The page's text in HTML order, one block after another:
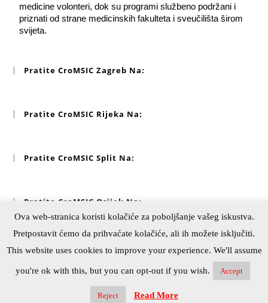
medicine volonteri, dok su programi službeno podržani i
priznati od strane medicinskih fakulteta i sveučilišta širom
svijeta.
Pratite CroMSIC Zagreb Na:
Pratite CroMSIC Rijeka Na:
Pratite CroMSIC Split Na:
Pratite CroMSIC Osijek Na:
Copyright © CroMSIC – Croatian Medical Students'
International Committee 2025. Sva prava pridržana. All
Ova web-stranica koristi kolačiće za poboljšanje vašeg iskustva.
Pretpostavit ćemo da prihvaćate kolačiće, ali ih možete isključiti.
This website uses cookies to improve your experience. We'll assume
you're ok with this, but you can opt-out if you wish. Accept
Reject Read More